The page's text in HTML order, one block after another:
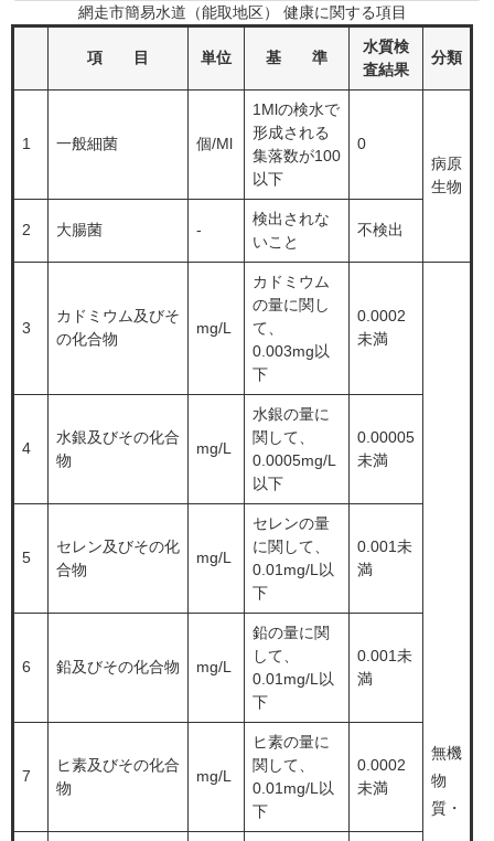
網走市簡易水道（能取地区） 健康に関する項目
項 目 単位 基 準
水質検
査結果
分類
1 一般細菌 個/Ml
1Mlの検水で
形成される
集落数が100
以下
0
病原
生物
2 大腸菌 -
検出されな
いこと
不検出
3
カドミウム及びそ
の化合物
mg/L
カドミウム
の量に関し
て、
0.003mg以
下
0.0002
未満
無機
物
質・
4
水銀及びその化合
物
mg/L
水銀の量に
関して、
0.0005mg/L
以下
0.00005
未満
5
セレン及びその化
合物
mg/L
セレンの量
に関して、
0.01mg/L以
下
0.001未
満
6 鉛及びその化合物 mg/L
鉛の量に関
して、
0.01mg/L以
下
0.001未
満
7
ヒ素及びその化合
物
mg/L
ヒ素の量に
関して、
0.01mg/L以
下
0.0002
未満